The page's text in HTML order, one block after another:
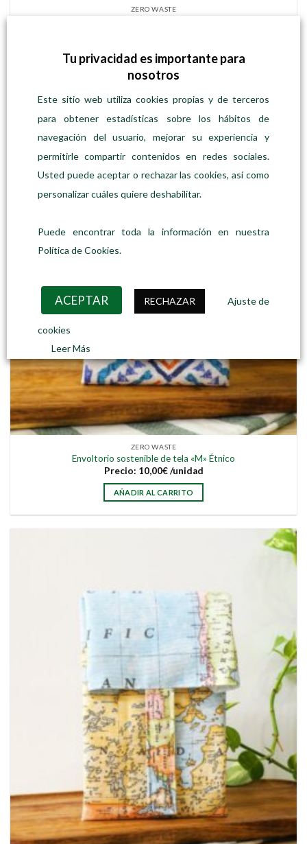
ZERO WASTE
SELECCIONAR OPCIONES
Este
tiene
múltiples
Las
opciones
se
elegir
la
ZERO WASTE
Envoltorio sostenible de tela «M» Étnico
Precio: 10,00€ /unidad
AÑADIR AL CARRITO
Tu privacidad es importante para
nosotros
Este sitio web utiliza cookies propias y de terceros
para obtener estadísticas sobre los hábitos de
navegación del usuario, mejorar su experiencia y
permitirle compartir contenidos en redes sociales.
Usted puede aceptar o rechazar las cookies, así como
personalizar cuáles quiere deshabilitar.
Puede encontrar toda la información en nuestra
Política de Cookies.
ACEPTAR RECHAZAR Ajuste de
cookies
Leer Más